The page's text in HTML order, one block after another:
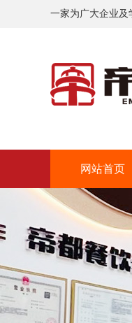
一家为广大企业及
网站首页